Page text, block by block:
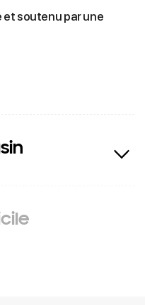
et soutenu par une